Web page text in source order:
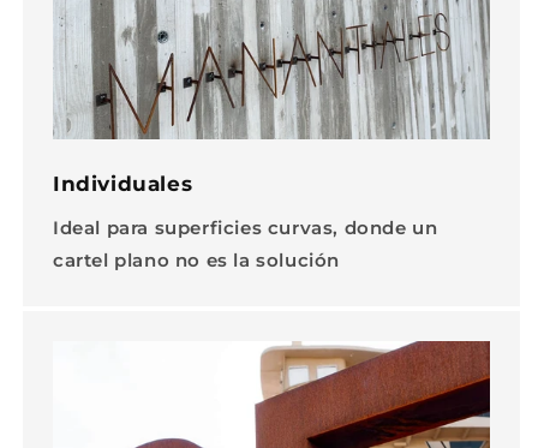
Individuales
Ideal para superficies curvas, donde un
cartel plano no es la solución